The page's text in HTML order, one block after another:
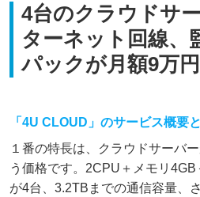
4台のクラウドサ
ターネット回線、
パックが月額9万円
「4U CLOUD」のサービス概要
１番の特長は、クラウドサーバ
う価格です。2CPU＋メモリ
が4台、3.2TBまでの通信容量、